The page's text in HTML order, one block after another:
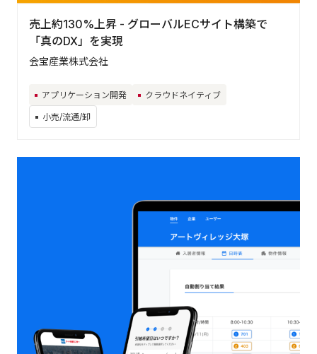
売上約130%上昇 - グローバルECサイト構築で
「真のDX」を実現
会宝産業株式会社
アプリケーション開発 クラウドネイティブ
小売/流通/卸